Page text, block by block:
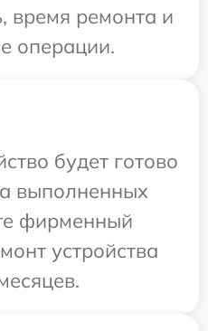
время ремонта и
операции.
будет готово
выполненных
фирменный
устройства